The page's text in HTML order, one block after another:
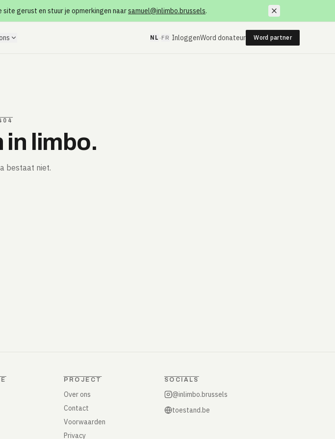
site gerust en stuur je opmerkingen naarsamuel@inlimbo.brussels.
NL · FR InloggenWord donateur Word partner
in limbo.
bestaat niet.
PROJECT
Over ons
Contact
Voorwaarden
Privacy
SOCIALS
@inlimbo.brussels
toestand.be